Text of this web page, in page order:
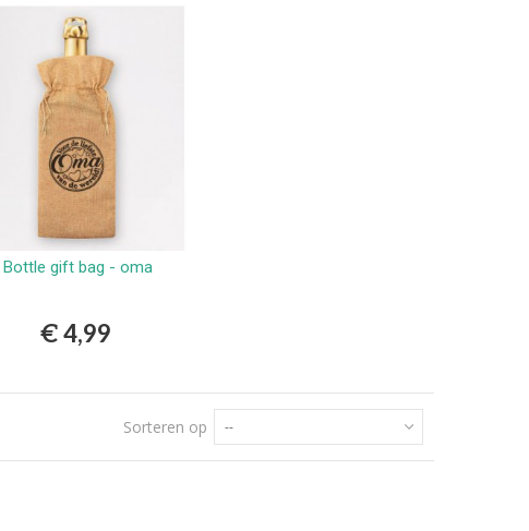
Bestellen
Bottle gift bag - oma
€ 4,99
Sorteren op --